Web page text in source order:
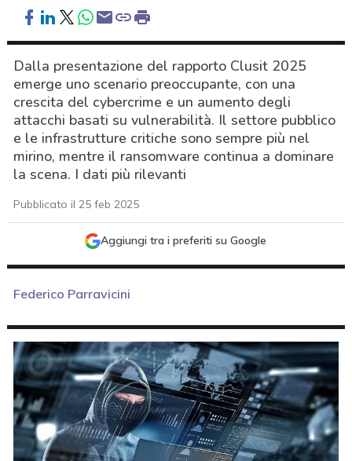
Dalla presentazione del rapporto Clusit 2025
emerge uno scenario preoccupante, con una
crescita del cybercrime e un aumento degli
attacchi basati su vulnerabilità. Il settore pubblico
e le infrastrutture critiche sono sempre più nel
mirino, mentre il ransomware continua a dominare
la scena. I dati più rilevanti
Pubblicato il 25 feb 2025
Aggiungi tra i preferiti su Google
Federico Parravicini